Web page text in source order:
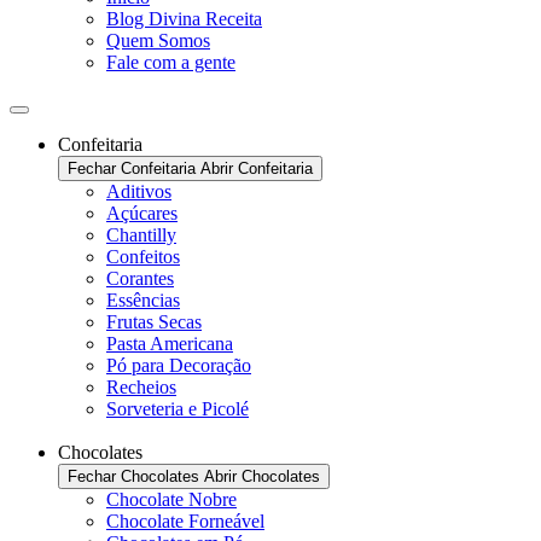
Blog Divina Receita
Quem Somos
Fale com a gente
Confeitaria
Fechar Confeitaria Abrir Confeitaria
Aditivos
Açúcares
Chantilly
Confeitos
Corantes
Essências
Frutas Secas
Pasta Americana
Pó para Decoração
Recheios
Sorveteria e Picolé
Chocolates
Fechar Chocolates Abrir Chocolates
Chocolate Nobre
Chocolate Forneável